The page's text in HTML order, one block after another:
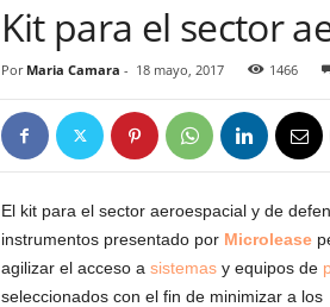
Kit para el sector
Por Maria Camara - 18 mayo, 2017 1466
El kit para el sector aeroespacial y de
instrumentos presentado por Microlease
agilizar el acceso a sistemasy equipos de
seleccionados con el fin de minimizar a los